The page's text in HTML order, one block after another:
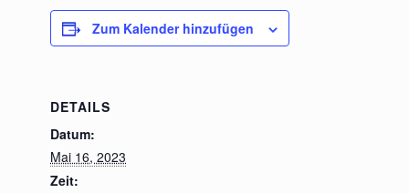
Zum Kalender hinzufügen
DETAILS
Datum:
Mai 16, 2023
Zeit: